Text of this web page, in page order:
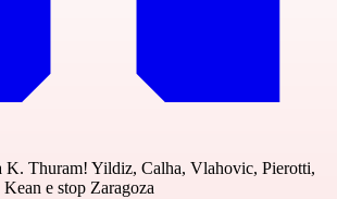
Thuram! Yildiz, Calha, Vlahovic, Pierotti,
e stop Zaragoza